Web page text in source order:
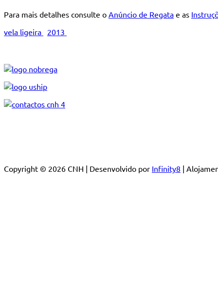
Para mais detalhes consulte o Anúncio de Regata e as
vela ligeira
2013
Copyright © 2026 CNH | Desenvolvido por Infinity8 |